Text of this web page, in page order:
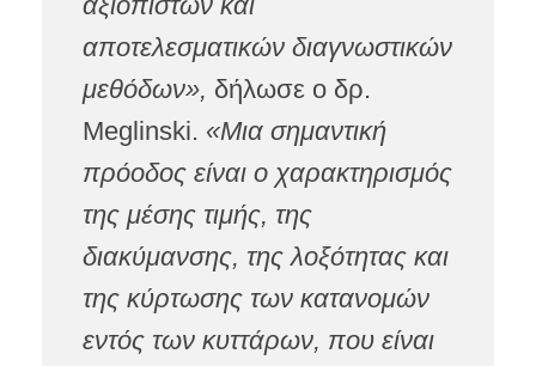
αποτελεσματικών διαγνωστικών
μεθόδων», δήλωσε ο δρ.
Meglinski. «Μια σημαντική
πρόοδος είναι ο χαρακτηρισμός
της μέσης τιμής, της
διακύμανσης, της λοξότητας και
της κύρτωσης των κατανομών
εντός των κυττάρων, που είναι